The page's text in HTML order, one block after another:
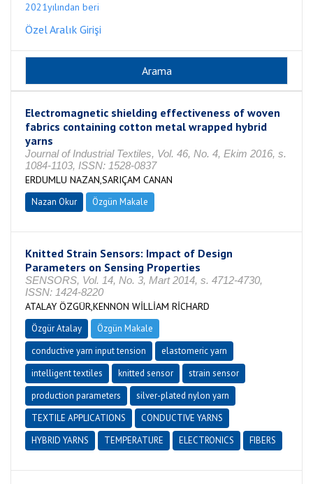
2021yılından beri
Özel Aralık Girişi
Electromagnetic shielding effectiveness of woven
fabrics containing cotton metal wrapped hybrid
yarns
Journal of Industrial Textiles, Vol. 46, No. 4, Ekim 2016, s.
1084-1103, ISSN: 1528-0837
ERDUMLU NAZAN,SARIÇAM CANAN
Nazan Okur Özgün Makale
Knitted Strain Sensors: Impact of Design
Parameters on Sensing Properties
SENSORS, Vol. 14, No. 3, Mart 2014, s. 4712-4730,
ISSN: 1424-8220
ATALAY ÖZGÜR,KENNON WİLLİAM RİCHARD
Özgür Atalay
Özgün Makale
conductive yarn input tension
elastomeric yarn
intelligent textiles
knitted sensor
strain sensor
production parameters
silver-plated nylon yarn
TEXTILE APPLICATIONS
CONDUCTIVE YARNS
HYBRID YARNS
TEMPERATURE ELECTRONICS FIBERS